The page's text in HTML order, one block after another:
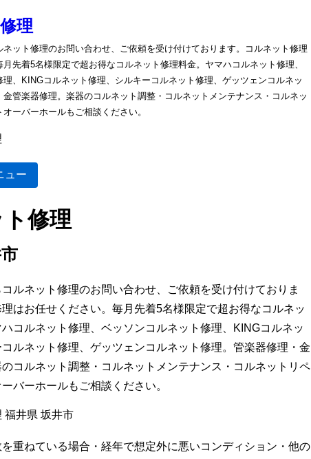
理
ット修理のお問い合わせ、ご依頼を受け付けております。コルネット修理
先着5名様限定で超お得なコルネット修理料金。ヤマハコルネット修理、
、KINGコルネット修理、シルキーコルネット修理、ゲッツェンコルネッ
金管楽器修理。楽器のコルネット調整・コルネットメンテナンス・コルネッ
ーバーホールもご相談ください。
ュー
修理
ルネット修理のお問い合わせ、ご依頼を受け付けておりま
はお任せください。毎月先着5名様限定で超お得なコルネッ
ハコルネット修理、ベッソンコルネット修理、KINGコルネッ
コルネット修理、ゲッツェンコルネット修理。管楽器修理・金
コルネット調整・コルネットメンテナンス・コルネットリペ
バーホールもご相談ください。
重ねている場合・経年で想定外に悪いコンディション・他の